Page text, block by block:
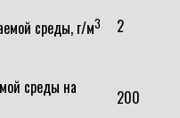
среды, г/м3 2
среды на
200